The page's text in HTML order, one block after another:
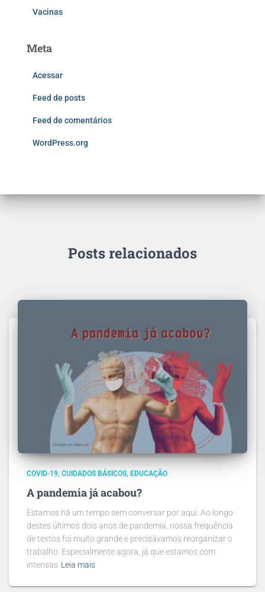
Vacinas
Meta
Acessar
Feed de posts
Feed de comentários
WordPress.org
Posts relacionados
COVID-19 CUIDADOS BÁSICOS EDUCAÇÃO
A pandemia já acabou?
Estamos há um tempo sem conversar por aqui. Ao longo
destes últimos dois anos de pandemia, nossa frequência
de textos foi muito grande e precisávamos reorganizar o
trabalho. Especialmente agora, já que estamos com
intensas Leia mais